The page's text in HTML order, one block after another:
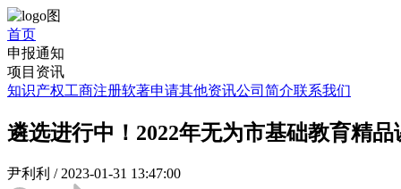
首页
申报通知
项目资讯
知识产权工商注册软著申请其他资讯公司简介联系我们
遴选进行中！2022年无为市基础教育精
尹利利 / 2023-01-31 13:47:00